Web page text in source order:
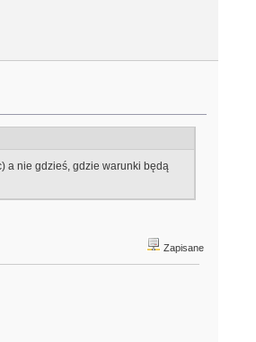
a nie gdzieś, gdzie warunki będą
Zapisane